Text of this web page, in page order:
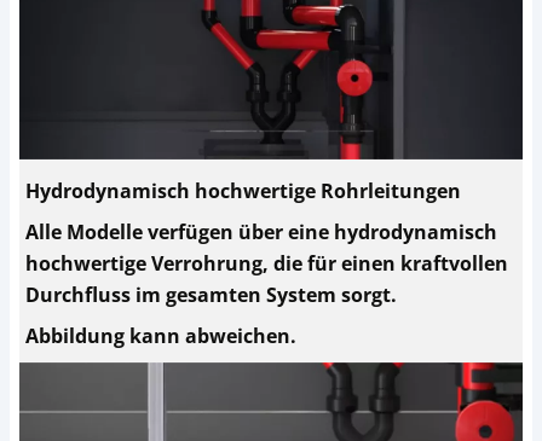
Hydrodynamisch hochwertige Rohrleitungen
Alle Modelle verfügen über eine hydrodynamisch
hochwertige Verrohrung, die für einen kraftvollen
Durchfluss im gesamten System sorgt.
Abbildung kann abweichen.